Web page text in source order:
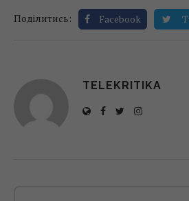
Поділитись: Facebook
TELEKRITIKA